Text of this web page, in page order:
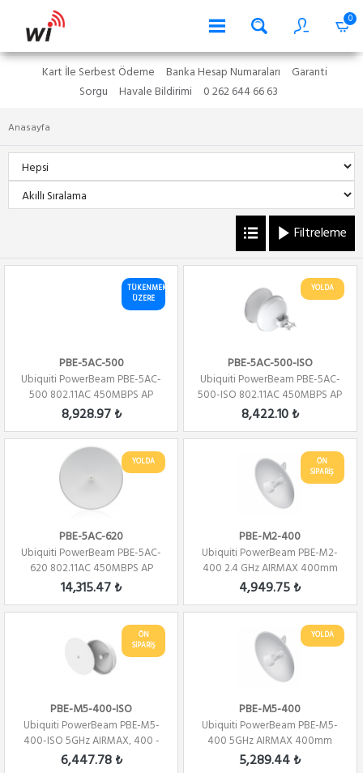
0
Kart İle Serbest Ödeme Banka Hesap Numaraları
Garanti
Sorgu
Havale Bildirimi 0 262 644 66 63
Anasayfa
Filtreleme
TÜKENMEK
ÜZERE
PBE-5AC-500
Ubiquiti PowerBeam PBE-5AC-
500 802.11AC 450MBPS AP
8,928.97 ₺
YOLDA
PBE-5AC-500-ISO
Ubiquiti PowerBeam PBE-5AC-
500-ISO 802.11AC 450MBPS AP
8,422.10 ₺
YOLDA
PBE-5AC-620
Ubiquiti PowerBeam PBE-5AC-
620 802.11AC 450MBPS AP
14,315.47 ₺
ÖN
SİPARİŞ
PBE-M2-400
Ubiquiti PowerBeam PBE-M2-
400 2.4 GHz AIRMAX 400mm
4,949.75 ₺
ÖN
SİPARİŞ
PBE-M5-400-ISO
Ubiquiti PowerBeam PBE-M5-
400-ISO 5GHz AIRMAX, 400 -
25 dBi ISO BEAM
6,447.78 ₺
YOLDA
PBE-M5-400
Ubiquiti PowerBeam PBE-M5-
400 5GHz AIRMAX 400mm
5,289.44 ₺